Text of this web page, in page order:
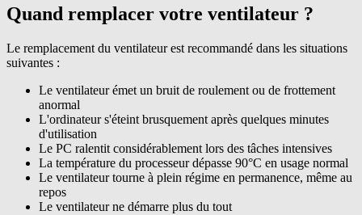
Quand remplacer votre ventilateur ?
Le remplacement du ventilateur est recommandé dans les situations
suivantes :
Le ventilateur émet un bruit de roulement ou de frottement
anormal
L'ordinateur s'éteint brusquement après quelques minutes
d'utilisation
Le PC ralentit considérablement lors des tâches intensives
La température du processeur dépasse 90°C en usage normal
Le ventilateur tourne à plein régime en permanence, même au
repos
Le ventilateur ne démarre plus du tout